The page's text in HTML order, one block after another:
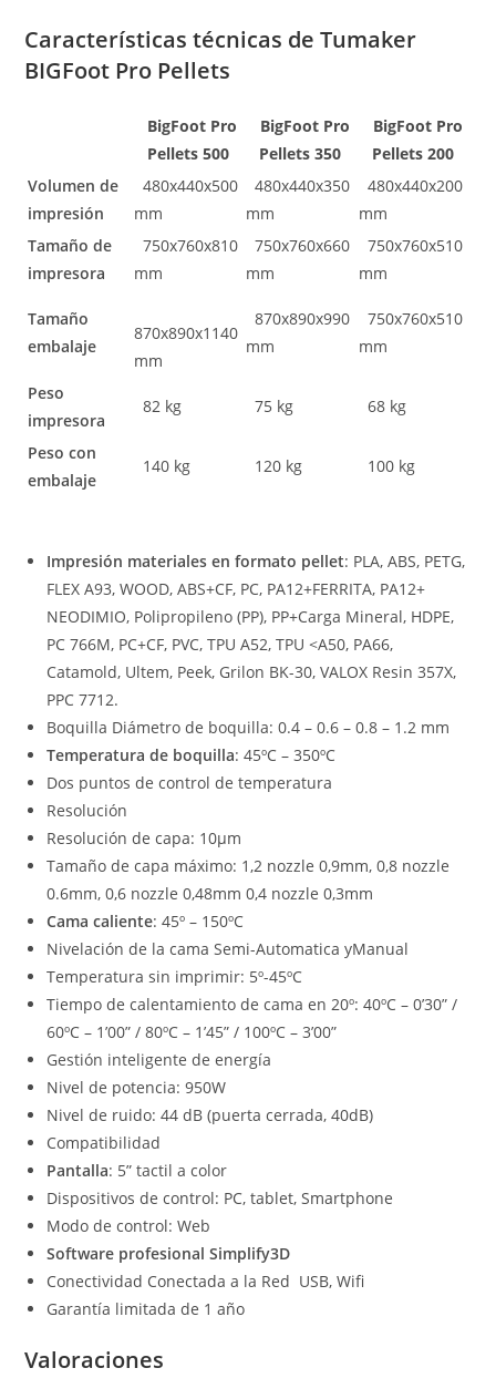
Características técnicas de Tumaker
BIGFoot Pro Pellets
BigFoot Pro
Pellets 500
BigFoot Pro
Pellets 350
BigFoot Pro
Pellets 200
Volumen de
impresión
480x440x500
mm
480x440x350
mm
480x440x200
mm
Tamaño de
impresora
750x760x810
mm
750x760x660
mm
750x760x510
mm
Tamaño
embalaje
870x890x1140
mm
870x890x990
mm
750x760x510
mm
Peso
impresora
82 kg 75 kg 68 kg
Peso con
embalaje
140 kg 120 kg 100 kg
Impresión materiales en formato pellet: PLA, ABS, PETG,
FLEX A93, WOOD, ABS+CF, PC, PA12+FERRITA, PA12+
NEODIMIO, Polipropileno (PP), PP+Carga Mineral, HDPE,
PC 766M, PC+CF, PVC, TPU A52, TPU <A50, PA66,
Catamold, Ultem, Peek, Grilon BK-30, VALOX Resin 357X,
PPC 7712.
Boquilla Diámetro de boquilla: 0.4 – 0.6 – 0.8 – 1.2 mm
Temperatura de boquilla: 45ºC – 350ºC
Dos puntos de control de temperatura
Resolución
Resolución de capa: 10μm
Tamaño de capa máximo: 1,2 nozzle 0,9mm, 0,8 nozzle
0.6mm, 0,6 nozzle 0,48mm 0,4 nozzle 0,3mm
Cama caliente: 45º – 150ºC
Nivelación de la cama Semi-Automatica yManual
Temperatura sin imprimir: 5º-45ºC
Tiempo de calentamiento de cama en 20º: 40ºC – 0’30” /
60ºC – 1’00” / 80ºC – 1’45” / 100ºC – 3’00”
Gestión inteligente de energía
Nivel de potencia: 950W
Nivel de ruido: 44 dB (puerta cerrada, 40dB)
Compatibilidad
Pantalla: 5” tactil a color
Dispositivos de control: PC, tablet, Smartphone
Modo de control: Web
Software profesional Simplify3D
Conectividad Conectada a la Red USB, Wifi
Garantía limitada de 1 año
Valoraciones